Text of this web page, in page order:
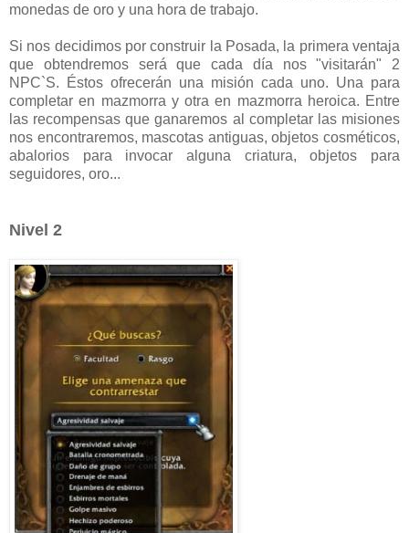
monedas de oro y una hora de trabajo.
Si nos decidimos por construir la Posada, la primera ventaja
que obtendremos será que cada día nos "visitarán" 2
NPC`S. Éstos ofrecerán una misión cada uno. Una para
completar en mazmorra y otra en mazmorra heroica. Entre
las recompensas que ganaremos al completar las misiones
nos encontraremos, mascotas antiguas, objetos cosméticos,
abalorios para invocar alguna criatura, objetos para
seguidores, oro...
Nivel 2